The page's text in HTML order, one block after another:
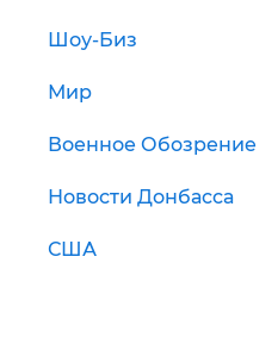
Шоу-Биз
Мир
Военное Обозрение
Новости Донбасса
США